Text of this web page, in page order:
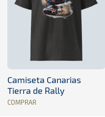
Camiseta Canarias
Tierra de Rally
COMPRAR